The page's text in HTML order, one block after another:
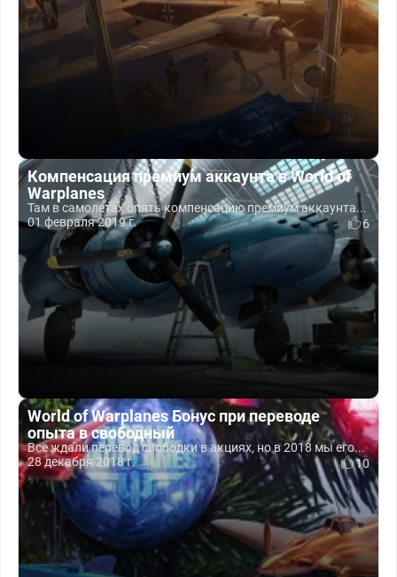
Компенсация премиум аккаунта в World of
Warplanes
Там в самолетах опять компенсацию премиум аккаунта...
01 февраля 2019 г.
6
World of Warplanes Бонус при переводе
опыта в свободный
Все ждали перевод свободки в акциях, но в 2018 мы его...
28 декабря 2018 г.
10